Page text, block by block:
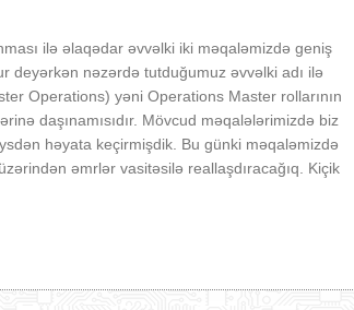
ilə əlaqədar əvvəlki iki məqaləmizdə geniş
deyərkən nəzərdə tutduğumuz əvvəlki adı ilə
Operations) yəni Operations Master rollarının
daşınamısıdır. Mövcud məqalələrimizdə biz
həyata keçirmişdik. Bu günki məqaləmizdə
əmrlər vasitəsilə reallaşdıracağıq. Kiçik